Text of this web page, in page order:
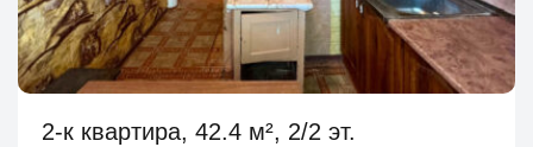
2-к квартира, 42.4 м², 2/2 эт.